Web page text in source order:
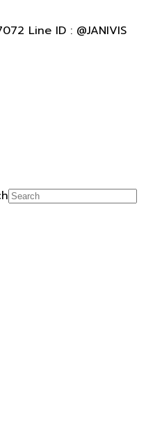
Line ID : @JANIVIS